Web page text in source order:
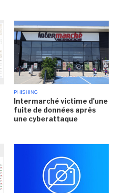
PHISHING
Intermarché victime d'une
fuite de données après
une cyberattaque